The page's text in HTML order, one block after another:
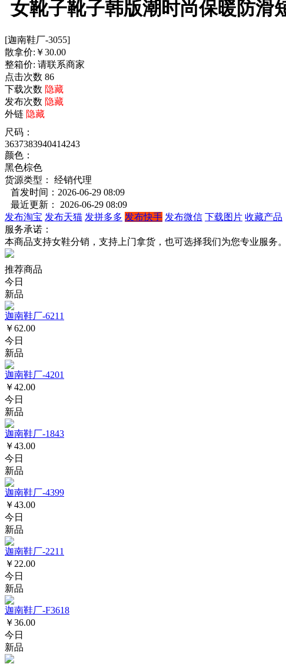
女靴子靴子韩版潮时尚保暖防滑
[迦南鞋厂-3055]
散拿价: ￥30.00
整箱价: 请联系商家
点击次数 86
下载次数 隐藏
发布次数 隐藏
外链 隐藏
尺码：
3637383940414243
颜色：
黑色棕色
货源类型： 经销代理
首发时间：2026-06-29 08:09
最近更新： 2026-06-29 08:09
发布淘宝 发布天猫 发拼多多 发布快手 发布微信 下载图片 收藏产品
服务承诺：
本商品支持女鞋分销，支持上门拿货，也可选择我们为您专业服务。
推荐商品
今日
新品
迦南鞋厂-6211
￥62.00
今日
新品
迦南鞋厂-4201
￥42.00
今日
新品
迦南鞋厂-1843
￥43.00
今日
新品
迦南鞋厂-4399
￥43.00
今日
新品
迦南鞋厂-2211
￥22.00
今日
新品
迦南鞋厂-F3618
￥36.00
今日
新品